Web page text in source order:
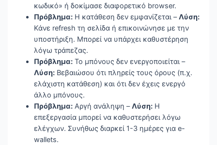
κωδικό» ή δοκίμασε διαφορετικό browser.
Πρόβλημα: Η κατάθεση δεν εμφανίζεται –Λύση:
Κάνε refresh τη σελίδα ή επικοινώνησε με την
υποστήριξη. Μπορεί να υπάρχει καθυστέρηση
λόγω τράπεζας.
Πρόβλημα: Το μπόνους δεν ενεργοποιείται –
Λύση: Βεβαιώσου ότι πληρείς τους όρους (π.χ.
ελάχιστη κατάθεση) και ότι δεν έχεις ενεργό
άλλο μπόνους.
Πρόβλημα: Αργή ανάληψη –Λύση: Η
επεξεργασία μπορεί να καθυστερήσει λόγω
ελέγχων. Συνήθως διαρκεί 1-3 ημέρες για e-
wallets.